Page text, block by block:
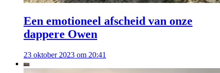
Een emotioneel afscheid van onze
dappere Owen
23 oktober 2023 om 20:41